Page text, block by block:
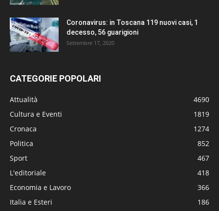
Coronavirus: in Toscana 119 nuovi casi, 1
decesso, 56 guarigioni
Settembre 17, 2020
CATEGORIE POPOLARI
Attualità
4690
Cultura e Eventi
1819
Cronaca
1274
Politica
852
Sport
467
L'editoriale
418
Economia e Lavoro
366
Italia e Esteri
186